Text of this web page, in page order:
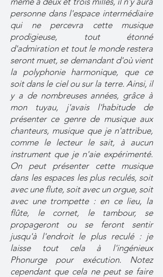
personne dans l'espace intermédiaire
qui ne percevra cette musique
prodigieuse, tout étonné
d'admiration et tout le monde restera
seront muet, se demandant d'où vient
la polyphonie harmonique, que ce
soit dans le ciel ou sur la terre. Ainsi, il
y a de nombreuses années, grâce à
mon tuyau, j'avais l'habitude de
présenter ce genre de musique aux
chanteurs, musique que je n'attribue,
comme le lecteur le sait, à aucun
instrument que je n'aie expérimenté.
On peut présenter cette musique
dans les espaces les plus reculés, soit
avec une flute, soit avec un orgue, soit
avec une trompette : en ce lieu, la
flûte, le cornet, le tambour, se
propageront ou se feront sentir
jusqu'à l'endroit le plus reculé : je
laisse tout cela à l'ingénieux
Phonurge pour exécution. Notez
cependant que cela ne peut se faire